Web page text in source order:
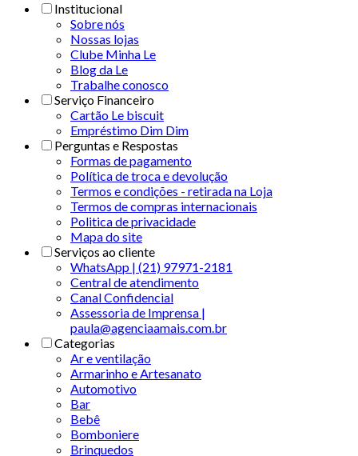
Institucional
Sobre nós
Nossas lojas
Clube Minha Le
Blog da Le
Trabalhe conosco
Serviço Financeiro
Cartão Le biscuit
Empréstimo Dim Dim
Perguntas e Respostas
Formas de pagamento
Política de troca e devolução
Termos e condições - retirada na Loja
Termos de compras internacionais
Politica de privacidade
Mapa do site
Serviços ao cliente
WhatsApp | (21) 97971-2181
Central de atendimento
Canal Confidencial
Assessoria de Imprensa |
paula@agenciaamais.com.br
Categorias
Ar e ventilação
Armarinho e Artesanato
Automotivo
Bar
Bebê
Bomboniere
Brinquedos